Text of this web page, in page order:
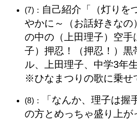
(7)： 自己紹介「（灯りを
やかに～（お話好きなの
の中の（上田理子）空手
子）押忍！（押忍！）黒
ル、上田理子、中学3年
※ひなまつりの歌に乗せ
(8)： 「なんか、 理子は握
の方とめっちゃ盛り上が